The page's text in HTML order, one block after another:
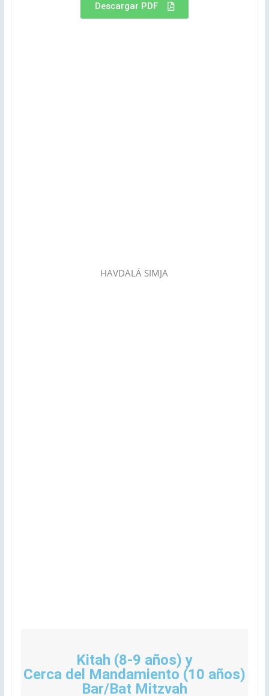
Descargar PDF
HAVDALÁ SIMJA
Kitah (8-9 años) y
Cerca del Mandamiento (10 años)
Bar/Bat Mitzvah